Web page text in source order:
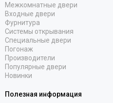
Межкомнатные двери
Входные двери
Фурнитура
Системы открывания
Специальные двери
Погонаж
Производители
Популярные двери
Новинки
Полезная информация